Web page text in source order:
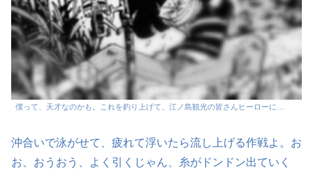
僕って、天才なのかも。これを釣り上げて、江ノ島観光の皆さんヒーローに…
沖合いで泳がせて、疲れて浮いたら流し上げる作戦よ。お
お、おうおう、よく引くじゃん、糸がドンドン出ていく